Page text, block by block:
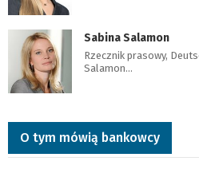
Sabina Salamon
Rzecznik prasowy,
Salamon…
O tym mówią bankowcy